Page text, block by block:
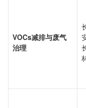
VOCs减排与废气
治理